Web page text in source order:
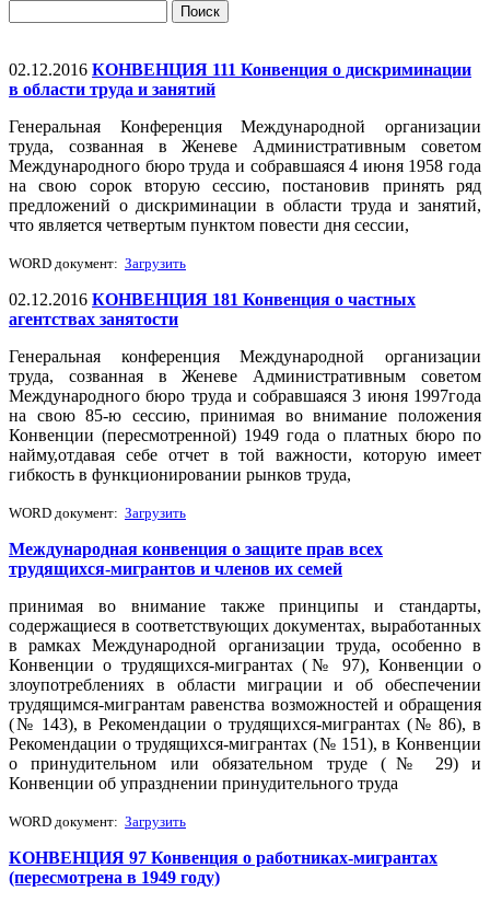
02.12.2016 КОНВЕНЦИЯ 111 Конвенция о дискриминации
в области труда и занятий
Генеральная Конференция Международной организации
труда, созванная в Женеве Административным советом
Международного бюро труда и собравшаяся 4 июня 1958 года
на свою сорок вторую сессию, постановив принять ряд
предложений о дискриминации в области труда и занятий,
что является четвертым пунктом повести дня сессии,
WORD документ: Загрузить
02.12.2016 КОНВЕНЦИЯ 181 Конвенция о частных
агентствах занятости
Генеральная конференция Международной организации
труда, созванная в Женеве Административным советом
Международного бюро труда и собравшаяся 3 июня 1997года
на свою 85-ю сессию, принимая во внимание положения
Конвенции (пересмотренной) 1949 года о платных бюро по
найму,отдавая себе отчет в той важности, которую имеет
гибкость в функционировании рынков труда,
WORD документ: Загрузить
Международная конвенция о защите прав всех
трудящихся-мигрантов и членов их семей
принимая во внимание также принципы и стандарты,
содержащиеся в соответствующих документах, выработанных
в рамках Международной организации труда, особенно в
Конвенции о трудящихся-мигрантах (№ 97), Конвенции о
злоупотреблениях в области миграции и об обеспечении
трудящимся-мигрантам равенства возможностей и обращения
(№ 143), в Рекомендации о трудящихся-мигрантах (№ 86), в
Рекомендации о трудящихся-мигрантах (№ 151), в Конвенции
о принудительном или обязательном труде (№ 29) и
Конвенции об упразднении принудительного труда
WORD документ: Загрузить
КОНВЕНЦИЯ 97 Конвенция о работниках-мигрантах
(пересмотрена в 1949 году)